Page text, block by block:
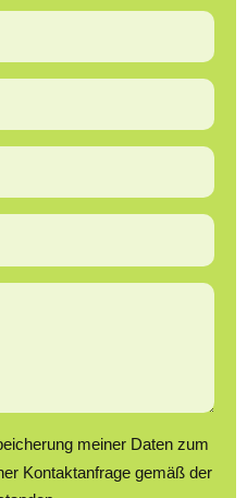
meiner Daten zum
Kontaktanfrage gemäß der